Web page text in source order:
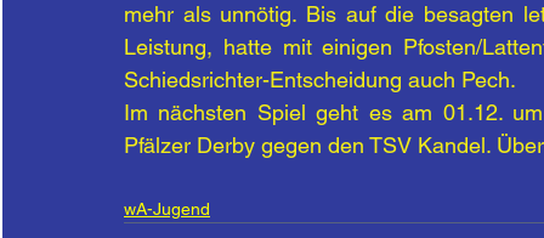
mehr als unnötig. Bis auf die besagten
Leistung, hatte mit einigen Pfosten/
Schiedsrichter-Entscheidung auch Pech.
Im nächsten Spiel geht es am 01.12.
Pfälzer Derby gegen den TSV Kandel.
wA-Jugend